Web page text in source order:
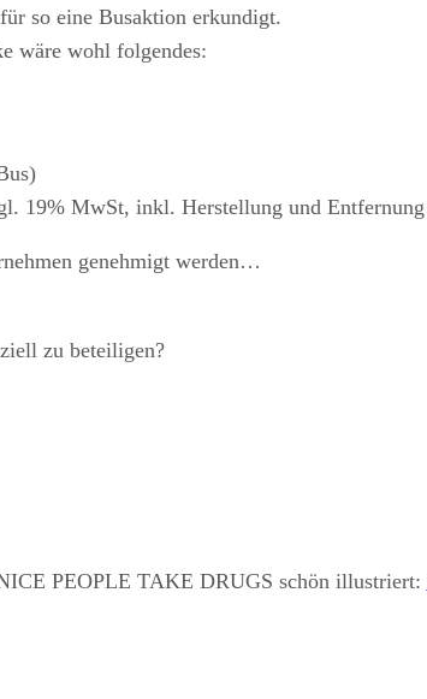
so eine Busaktion erkundigt.
wäre wohl folgendes:
19% MwSt, inkl. Herstellung und
genehmigt werden…
zu beteiligen?
PEOPLE TAKE DRUGS schön illustriert: